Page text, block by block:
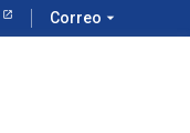
Correo arrow_drop_down